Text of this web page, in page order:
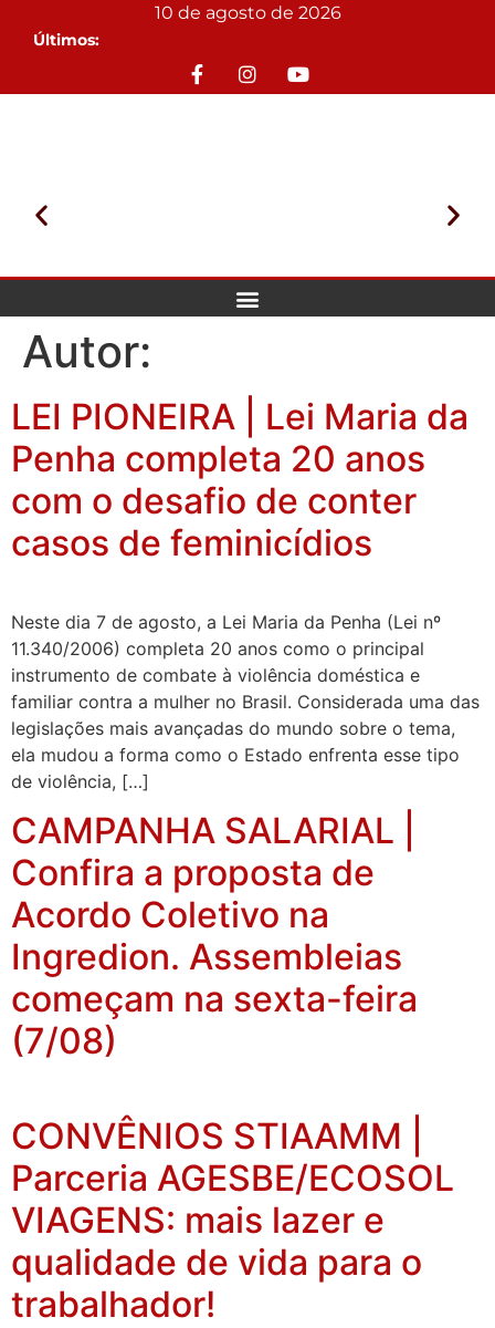
10 de agosto de 2026
Últimos:
Autor:
LEI PIONEIRA | Lei Maria da
Penha completa 20 anos
com o desafio de conter
casos de feminicídios
Neste dia 7 de agosto, a Lei Maria da Penha (Lei nº
11.340/2006) completa 20 anos como o principal
instrumento de combate à violência doméstica e
familiar contra a mulher no Brasil. Considerada uma das
legislações mais avançadas do mundo sobre o tema,
ela mudou a forma como o Estado enfrenta esse tipo
de violência, […]
CAMPANHA SALARIAL |
Confira a proposta de
Acordo Coletivo na
Ingredion. Assembleias
começam na sexta-feira
(7/08)
CONVÊNIOS STIAAMM |
Parceria AGESBE/ECOSOL
VIAGENS: mais lazer e
qualidade de vida para o
trabalhador!